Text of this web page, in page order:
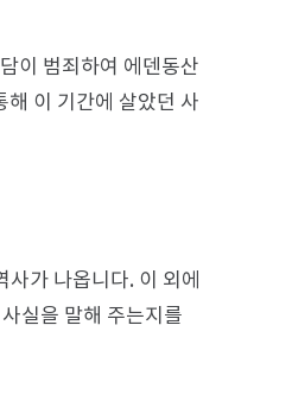
이 범죄하여 에덴동산
이 기간에 살았던 사
가 나옵니다. 이 외에
실을 말해 주는지를